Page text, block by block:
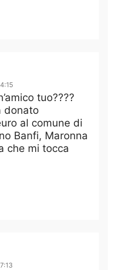
tuo????
donato
al comune di
Banfi, Maronna
che mi tocca